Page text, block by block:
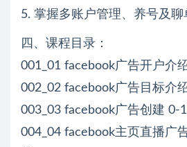
5. 掌握多账户管理、养号及
四、课程目录：
001_01 facebook广告开户介
002_02 facebook广告目标介
003_03 facebook广告创建 0-1
004_04 facebook主页直播广